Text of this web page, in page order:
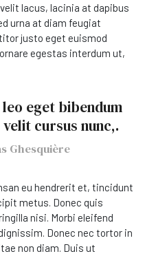
lacus, lacinia at dapibus
urna at diam feugiat
justo eget euismod
egestas interdum ut,
eget bibendum
cursus nunc,.
Ghesquière
eu hendrerit et, tincidunt
metus. Donec quis
nisi. Morbi eleifend
Donec nec tortor in
non diam. Duis ut